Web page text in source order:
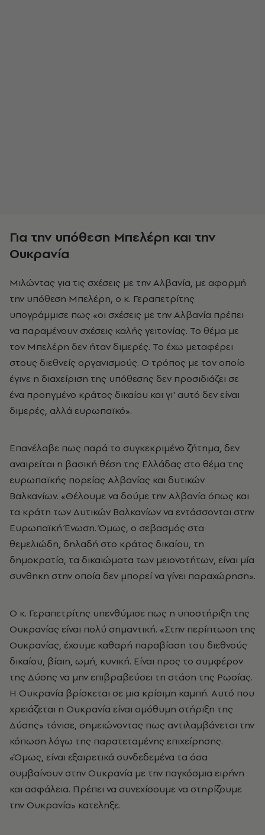
Για την υπόθεση Μπελέρη και την
Ουκρανία
Μιλώντας για τις σχέσεις με την Αλβανία, με αφορμή
την υπόθεση Μπελέρη, ο κ. Γεραπετρίτης
υπογράμμισε πως «οι σχέσεις με την Αλβανία πρέπει
να παραμένουν σχέσεις καλής γειτονίας. Το θέμα με
τον Μπελέρη δεν ήταν διμερές. Το έχω μεταφέρει
στους διεθνείς οργανισμούς. Ο τρόπος με τον οποίο
έγινε η διαχείριση της υπόθεσης δεν προσιδιάζει σε
ένα προηγμένο κράτος δικαίου και γι' αυτό δεν είναι
διμερές, αλλά ευρωπαϊκό».
Επανέλαβε πως παρά το συγκεκριμένο ζήτημα, δεν
αναιρείται η βασική θέση της Ελλάδας στο θέμα της
ευρωπαϊκής πορείας Αλβανίας και δυτικών
Βαλκανίων. «Θέλουμε να δούμε την Αλβανία όπως και
τα κράτη των Δυτικών Βαλκανίων να εντάσσονται στην
Ευρωπαϊκή Ένωση. Όμως, ο σεβασμός στα
θεμελιώδη, δηλαδή στο κράτος δικαίου, τη
δημοκρατία, τα δικαιώματα των μειονοτήτων, είναι μία
συνθηκη στην οποία δεν μπορεί να γίνει παραχώρηση».
Ο κ. Γεραπετρίτης υπενθύμισε πως η υποστήριξη της
Ουκρανίας είναι πολύ σημαντική. «Στην περίπτωση της
Ουκρανίας, έχουμε καθαρή παραβίαση του διεθνούς
δικαίου, βίαιη, ωμή, κυνική. Είναι προς το συμφέρον
της Δύσης να μην επιβραβεύσει τη στάση της Ρωσίας.
Η Ουκρανία βρίσκεται σε μια κρίσιμη καμπή. Αυτό που
χρειάζεται η Ουκρανία είναι ομόθυμη στήριξη της
Δύσης» τόνισε, σημειώνοντας πως αντιλαμβάνεται την
κόπωση λόγω της παρατεταμένης επιχείρησης.
«Όμως, είναι εξαιρετικά συνδεδεμένα τα όσα
συμβαίνουν στην Ουκρανία με την παγκόσμια ειρήνη
και ασφάλεια. Πρέπει να συνεχίσουμε να στηρίζουμε
την Ουκρανία» κατεληξε.